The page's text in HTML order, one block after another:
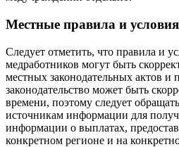
Местные правила и условия
Следует отметить, что правила и
медработников могут быть
местных законодательных актов и
законодательство может быть
времени, поэтому следует
источникам информации для
информации о выплатах,
конкретном регионе и на